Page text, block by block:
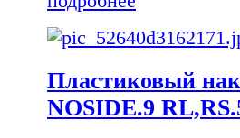
Пластиковый
NOSIDE.9